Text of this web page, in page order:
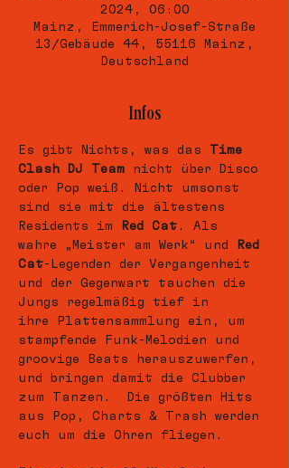
2024, 06:00
Mainz, Emmerich-Josef-Straße
13/Gebäude 44, 55116 Mainz,
Deutschland
Infos
Es gibt Nichts, was das Time
Clash DJ Team nicht über Disco
oder Pop weiß. Nicht umsonst
sind sie mit die ältestens
Residents im
Red Cat . Als
wahre „Meister am Werk“ und
Red
Cat-Legenden der Vergangenheit
und der Gegenwart tauchen die
Jungs regelmäßig tief in
ihre Plattensammlung ein, um
stampfende Funk-Melodien und
groovige Beats herauszuwerfen,
und bringen damit die Clubber
zum Tanzen.  Die größten Hits
aus Pop, Charts & Trash werden
euch um die Ohren fliegen.